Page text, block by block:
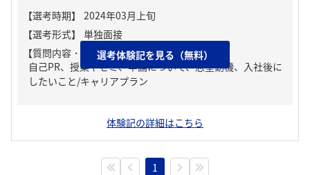
【質問内容・課題】
自己PR、授業やゼミ、卒論について、志望動機、入社後に
したいこと/キャリアプラン
選考体験記を見る（無料）
体験記の詳細はこちら
1